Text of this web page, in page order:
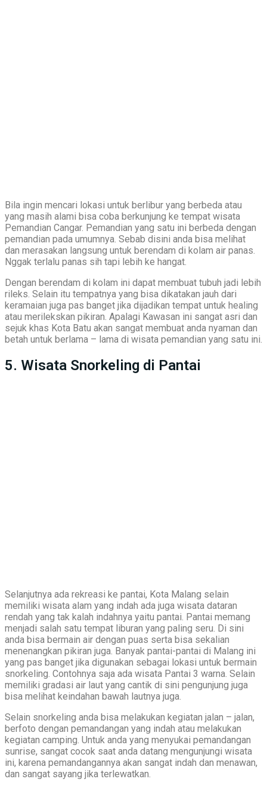
Bila ingin mencari lokasi untuk berlibur yang berbeda atau
yang masih alami bisa coba berkunjung ke tempat wisata
Pemandian Cangar. Pemandian yang satu ini berbeda dengan
pemandian pada umumnya. Sebab disini anda bisa melihat
dan merasakan langsung untuk berendam di kolam air panas.
Nggak terlalu panas sih tapi lebih ke hangat.
Dengan berendam di kolam ini dapat membuat tubuh jadi lebih
rileks. Selain itu tempatnya yang bisa dikatakan jauh dari
keramaian juga pas banget jika dijadikan tempat untuk healing
atau merilekskan pikiran. Apalagi Kawasan ini sangat asri dan
sejuk khas Kota Batu akan sangat membuat anda nyaman dan
betah untuk berlama – lama di wisata pemandian yang satu ini.
5. Wisata Snorkeling di Pantai
Selanjutnya ada rekreasi ke pantai, Kota Malang selain
memiliki wisata alam yang indah ada juga wisata dataran
rendah yang tak kalah indahnya yaitu pantai. Pantai memang
menjadi salah satu tempat liburan yang paling seru. Di sini
anda bisa bermain air dengan puas serta bisa sekalian
menenangkan pikiran juga. Banyak pantai-pantai di Malang ini
yang pas banget jika digunakan sebagai lokasi untuk bermain
snorkeling. Contohnya saja ada wisata Pantai 3 warna. Selain
memiliki gradasi air laut yang cantik di sini pengunjung juga
bisa melihat keindahan bawah lautnya juga.
Selain snorkeling anda bisa melakukan kegiatan jalan – jalan,
berfoto dengan pemandangan yang indah atau melakukan
kegiatan camping. Untuk anda yang menyukai pemandangan
sunrise, sangat cocok saat anda datang mengunjungi wisata
ini, karena pemandangannya akan sangat indah dan menawan,
dan sangat sayang jika terlewatkan.